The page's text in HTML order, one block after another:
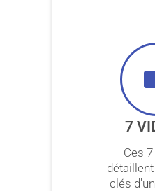
7
Ces
clés